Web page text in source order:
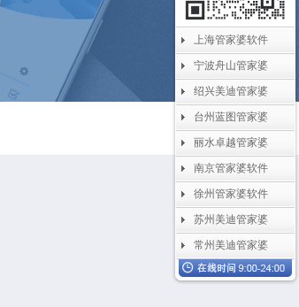
任我行指掌天下 管家婆云平台
美迪MES系统
管家婆服务通
上海管家婆软件
宁波舟山管家婆
绍兴美迪管家婆
台州蓝图管家婆
丽水卓越管家婆
南京管家婆软件
徐州管家婆软件
苏州美迪管家婆
常州美迪管家婆